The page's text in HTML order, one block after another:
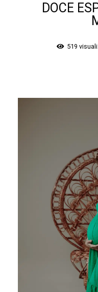
DOCE
519